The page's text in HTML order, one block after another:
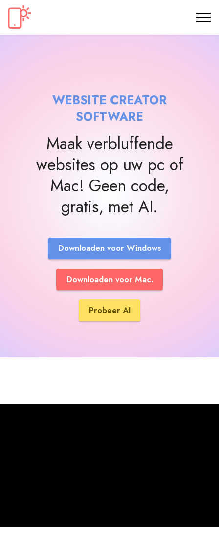
WEBSITE CREATOR
SOFTWARE
Maak verbluffende
websites op uw pc of
Mac! Geen code,
gratis, met AI.
Downloaden voor Windows
Downloaden voor Mac.
Probeer AI